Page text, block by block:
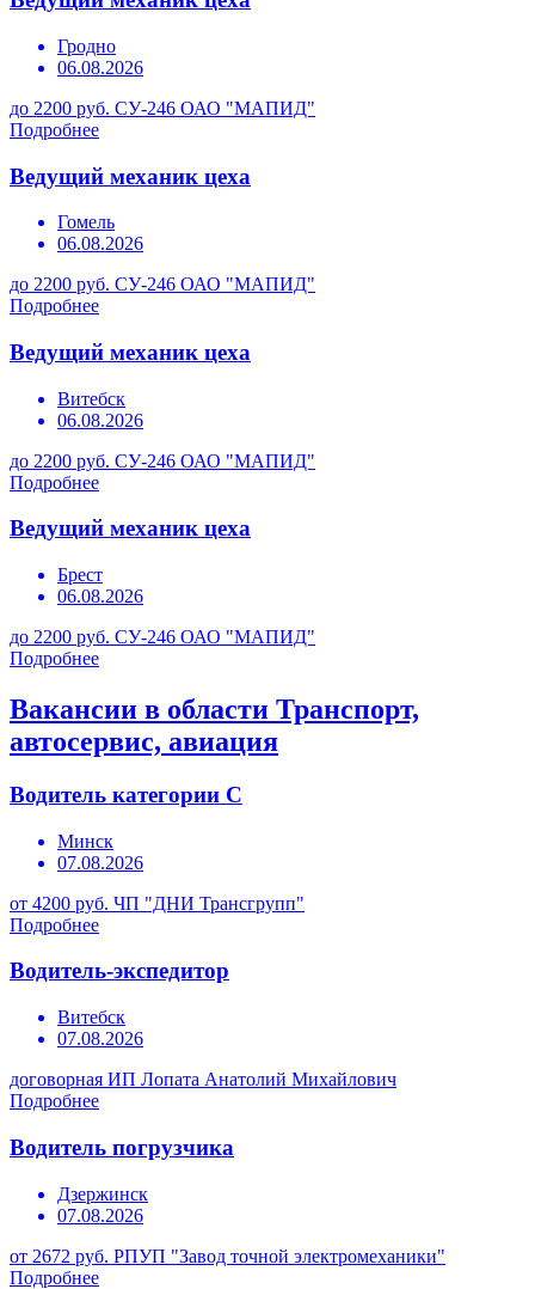
Гродно
06.08.2026
до 2200 руб. СУ-246 ОАО "МАПИД"
Подробнее
Ведущий механик цеха
Гомель
06.08.2026
до 2200 руб. СУ-246 ОАО "МАПИД"
Подробнее
Ведущий механик цеха
Витебск
06.08.2026
до 2200 руб. СУ-246 ОАО "МАПИД"
Подробнее
Ведущий механик цеха
Брест
06.08.2026
до 2200 руб. СУ-246 ОАО "МАПИД"
Подробнее
Вакансии в области Транспорт,
автосервис, авиация
Водитель категории С
Минск
07.08.2026
от 4200 руб. ЧП "ДНИ Трансгрупп"
Подробнее
Водитель-экспедитор
Витебск
07.08.2026
договорная ИП Лопата Анатолий Михайлович
Подробнее
Водитель погрузчика
Дзержинск
07.08.2026
от 2672 руб. РПУП "Завод точной электромеханики"
Подробнее